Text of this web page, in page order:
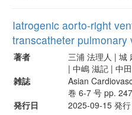
Iatrogenic aorto-right
transcatheter pulmonary
著者
三浦 法理人 | 城
| 中嶋 滋記 | 中
雑誌
Asian
巻 6-7 号 pp.
発行日
2025-09-15 発行